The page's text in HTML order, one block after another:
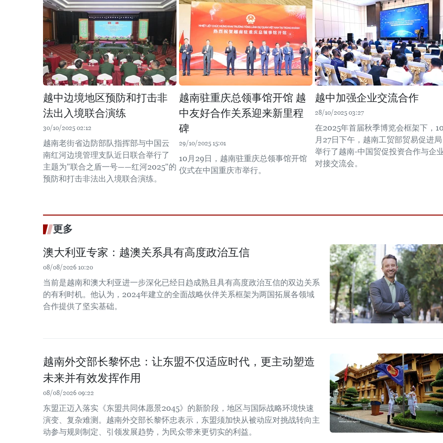
越中边境地区预防和打击非
法出入境联合演练
30/10/2025 02:12
越南老街省边防部队指挥部与中国云
南红河边境管理支队近日联合举行了
主题为"联合之盾一号——红河2025"的
预防和打击非法出入境联合演练。
越南驻重庆总领事馆开馆 越
中友好合作关系迎来新里程
碑
29/10/2025 15:01
10月29日，越南驻重庆总领事馆开馆
仪式在中国重庆市举行。
越中加强企业交流合作
28/10/2025 03:27
在2025年首届秋季博览会框架下，
月27日下午，越南工贸部贸易促进局
举行了越南-中国贸促投资合作与企
对接交流会。
更多
澳大利亚专家：越澳关系具有高度政治互信
08/08/2026 10:20
当前是越南和澳大利亚进一步深化已经日趋成熟且具有高度政治互信的双边关系
的有利时机。他认为，2024年建立的全面战略伙伴关系框架为两国拓展各领域
合作提供了坚实基础。
越南外交部长黎怀忠：让东盟不仅适应时代，更主动塑造
未来并有效发挥作用
08/08/2026 09:22
东盟正迈入落实《东盟共同体愿景2045》的新阶段，地区与国际战略环境快速
演变、复杂难测。越南外交部长黎怀忠表示，东盟须加快从被动应对挑战转向主
动参与规则制定、引领发展趋势，为民众带来更切实的利益。